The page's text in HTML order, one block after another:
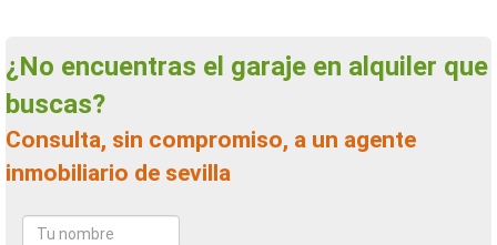
¿No encuentras el garaje en alquiler que
buscas?
Consulta, sin compromiso, a un agente
inmobiliario de sevilla